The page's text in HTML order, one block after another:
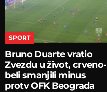
SPORT
Bruno Duarte vratio
Zvezdu u život, crveno-
beli smanjili minus
protv OFK Beograda